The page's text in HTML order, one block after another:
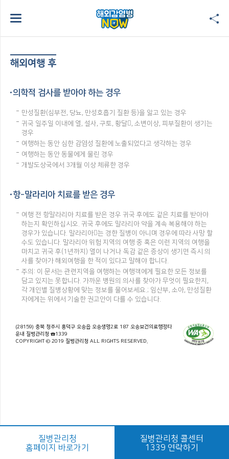
해외여행 후
의학적 검사를 받아야 하는 경우
만성질환(심부전, 당뇨, 만성호흡기 질환 등)을 앓고 있는 경우
귀국 일주일 이내에 열, 설사, 구토, 황달, 소변이상, 피부질환이 생기는
경우
여행하는 동안 심한 감염성 질환에 노출되었다고 생각하는 경우
여행하는 동안 동물에게 물린 경우
개발도상국에서 3개월 이상 체류한 경우
항-말라리아 치료를 받은 경우
여행 전 항말라리아 치료를 받은 경우 귀국 후에도 같은 치료를 받아야
하는지 확인하십시오. 귀국 후에도 말라리아 약을 계속 복용해야 하는
경우가 있습니다. 말라리아는 경한 질병이 아니며 경우에 따라 사망 할
수도 있습니다. 말라리아 위험 지역의 여행 중 혹은 이런 지역의 여행을
마치고 귀국 후(1년까지) 열이 나거나 독감 같은 증상이 생기면 즉시 의
사를 찾아가 해외여행을 한 적이 있다고 말해야 합니다.
주의: 이 문서는 관련지역을 여행하는 여행객에게 필요한 모든 정보를
담고 있지는 못합니다. 가까운 병원의 의사를 찾아가 무엇이 필요한지,
각 개인별 질병상황에 맞는 정보를 물어보세요.; 임산부, 소아, 만성질환
자에게는 위에서 기술한 권고안이 다를 수 있습니다.
(28159) 충북 청주시 흥덕구 오송읍 오송생명2로 187 오송보건의료행정타
운내 질병관리청 ☎1339
COPYRIGHT © 2019 질병관리청 ALL RIGHTS RESERVED.
질병관리청
홈페이지 바로가기
질병관리청 콜센터
1339 연락하기